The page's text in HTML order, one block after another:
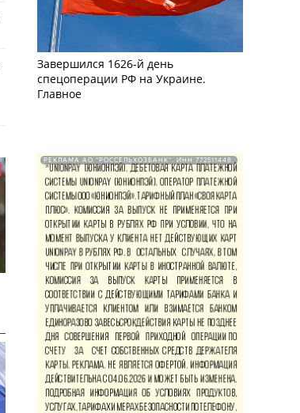
Завершился 1626-й день
спецоперации РФ на Украине.
Главное
РЕКЛАМА АО "РОССЕЛЬХОЗБАНК". ИНН 772511448.